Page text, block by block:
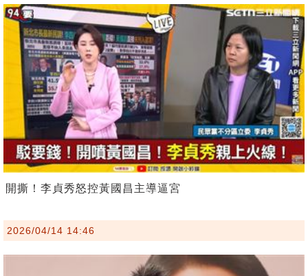
開撕！李貞秀怒控黃國昌主導逼宮
2026/04/14 14:46